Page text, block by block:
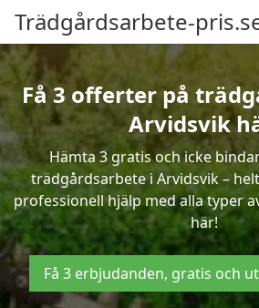
Trädgårdsarbete-
Få 3 offerter på
Arvidsvik
Hämta 3 gratis och icke
trädgårdsarbete i Arvidsvik –
professionell hjälp med alla typer
här!
Få 3 erbjudanden, gratis och